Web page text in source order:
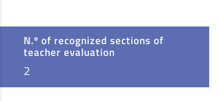
N.º of recognized sections of
teacher evaluation
2